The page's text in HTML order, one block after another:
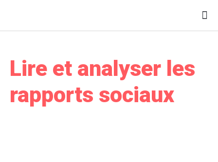
Lire et analyser les
rapports sociaux